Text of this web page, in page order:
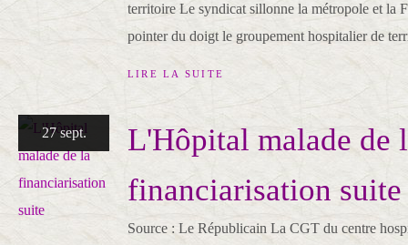
territoire Le syndicat sillonne la métropole et la
pointer du doigt le groupement hospitalier de
LIRE LA SUITE
27 sept.
L'Hôpital malade de
financiarisation suite
Source : Le Républicain La CGT du centre